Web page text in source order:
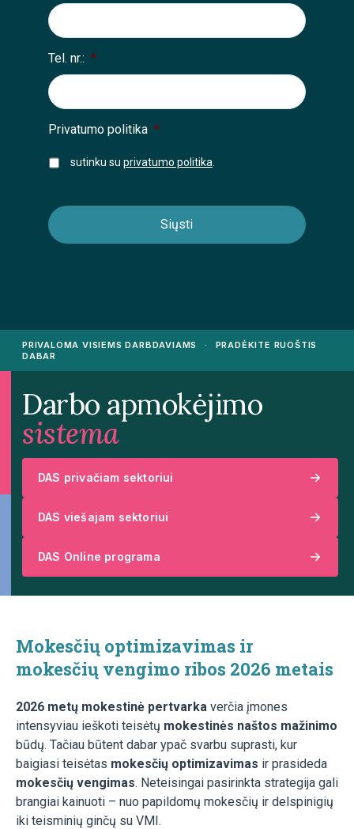
Tel. nr.: *
Privatumo politika *
sutinku su privatumo politika
PRIVALOMA VISIEMS DARBDAVIAMS ·
PRADĖKITE RUOŠTIS
DABAR
Darbo apmokėjimo
sistema
DAS privačiam sektoriui
DAS viešajam sektoriui
DAS Online programa
Mokesčių optimizavimas ir
mokesčių vengimo ribos 2026 metais
2026 metų mokestinė pertvarka verčia įmones
intensyviau ieškoti teisėtų mokestinės naštos mažinimo
būdų. Tačiau būtent dabar ypač svarbu suprasti, kur
baigiasi teisėtas mokesčių optimizavimas ir prasideda
mokesčių vengimas. Neteisingai pasirinkta strategija gali
brangiai kainuoti – nuo papildomų mokesčių ir delspinigių
iki teisminių ginčų su VMI.